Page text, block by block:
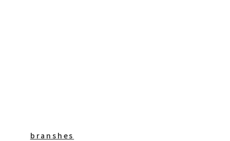
branshes